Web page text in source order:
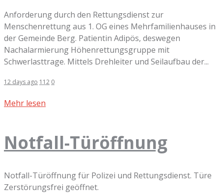
Anforderung durch den Rettungsdienst zur
Menschenrettung aus 1. OG eines Mehrfamilienhauses in
der Gemeinde Berg. Patientin Adipös, deswegen
Nachalarmierung Höhenrettungsgruppe mit
Schwerlasttrage. Mittels Drehleiter und Seilaufbau der...
12 days ago 112 0
Mehr lesen
Notfall-Türöffnung
Notfall-Türöffnung für Polizei und Rettungsdienst. Türe
Zerstörungsfrei geöffnet.